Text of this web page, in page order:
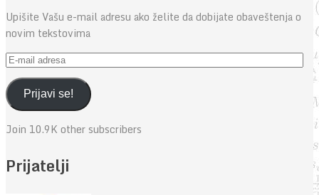
Upišite Vašu e-mail adresu ako želite da dobijate obaveštenja o
novim tekstovima
E-
mail
adresaPrijavi se!
Join 10.9K other subscribers
Prijatelji